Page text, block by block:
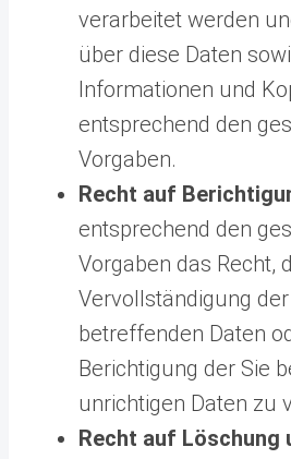
verarbeitet werden
über diese Daten
Informationen und
entsprechend den
Vorgaben.
Recht auf
entsprechend den
Vorgaben das Recht,
Vervollständigung der
betreffenden Daten
Berichtigung der Sie
unrichtigen Daten zu
Recht auf Löschung